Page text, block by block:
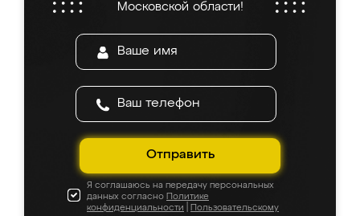
Московской области!
Отправить
Я соглашаюсь на передачу персональных
данных согласно Политике
конфиденциальности
Пользовательскому